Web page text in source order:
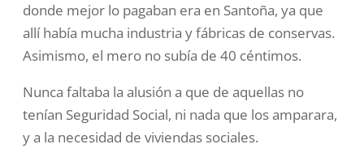
donde mejor lo pagaban era en Santoña, ya que
allí había mucha industria y fábricas de conservas.
Asimismo, el mero no subía de 40 céntimos.
Nunca faltaba la alusión a que de aquellas no
tenían Seguridad Social, ni nada que los amparara,
y a la necesidad de viviendas sociales.